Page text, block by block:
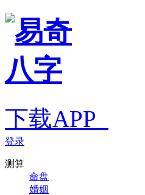
下载APP
登录
测算
命盘
婚姻